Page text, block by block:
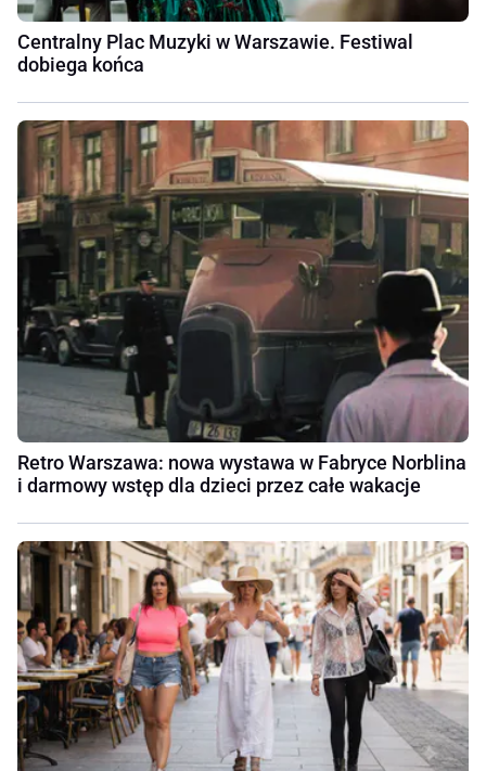
Centralny Plac Muzyki w Warszawie. Festiwal
dobiega końca
Retro Warszawa: nowa wystawa w Fabryce Norblina
i darmowy wstęp dla dzieci przez całe wakacje